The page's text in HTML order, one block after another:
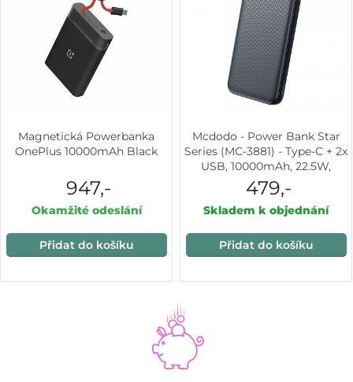
Magnetická Powerbanka
OnePlus 10000mAh Black
947,-
Okamžité odeslání
Přidat do košíku
Mcdodo - Power Bank Star
Series (MC-3881) - Type-C + 2x
USB, 10000mAh, 22.5W,
digitální displej - černá
479,-
Skladem k objednání
Přidat do košíku